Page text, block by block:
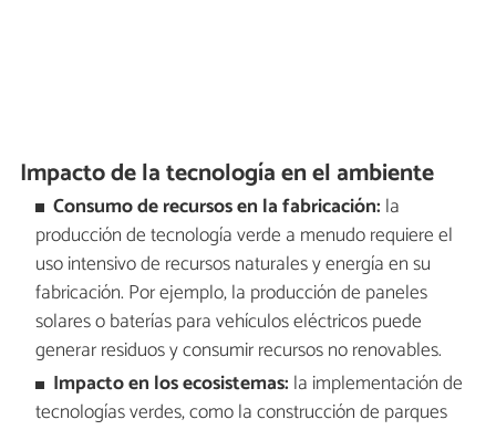
Impacto de la tecnología en el ambiente
Consumo de recursos en la fabricación: la
producción de tecnología verde a menudo requiere el
uso intensivo de recursos naturales y energía en su
fabricación. Por ejemplo, la producción de paneles
solares o baterías para vehículos eléctricos puede
generar residuos y consumir recursos no renovables.
Impacto en los ecosistemas: la implementación de
tecnologías verdes, como la construcción de parques